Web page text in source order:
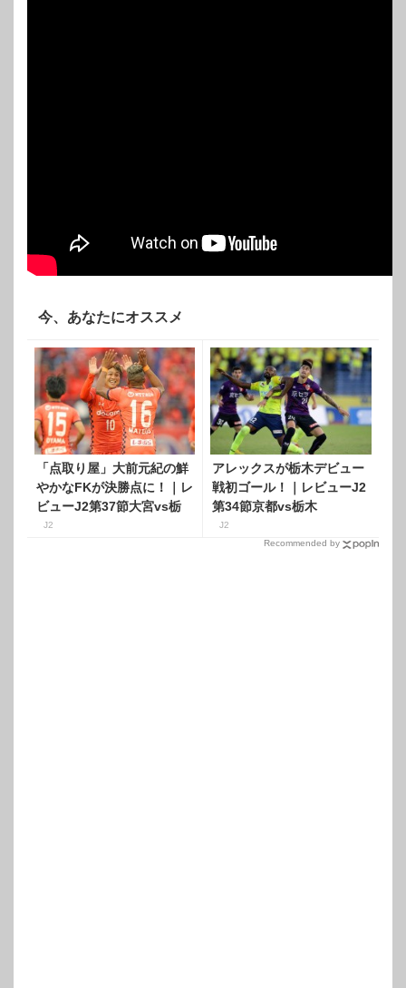
今、あなたにオススメ
「点取り屋」大前元紀の鮮
やかなFKが決勝点に！｜レ
ビューJ2第37節大宮vs栃
木
J2
アレックスが栃木デビュー
戦初ゴール！｜レビューJ2
第34節京都vs栃木
J2
Recommended by